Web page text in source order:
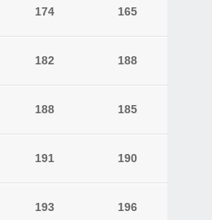
174 165
182 188
188 185
191 190
193 196